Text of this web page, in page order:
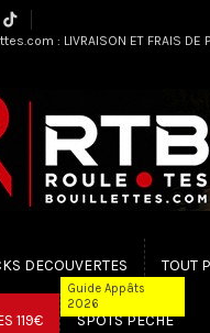
: LIVRAISON ET FRAIS DE
DECOUVERTES TOUT
119€ SPOTS PÊCHE
Guide Appâts
2026